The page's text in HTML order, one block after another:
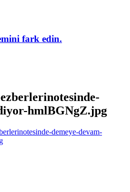
fark edin.
hmlBGNgZ.jpg